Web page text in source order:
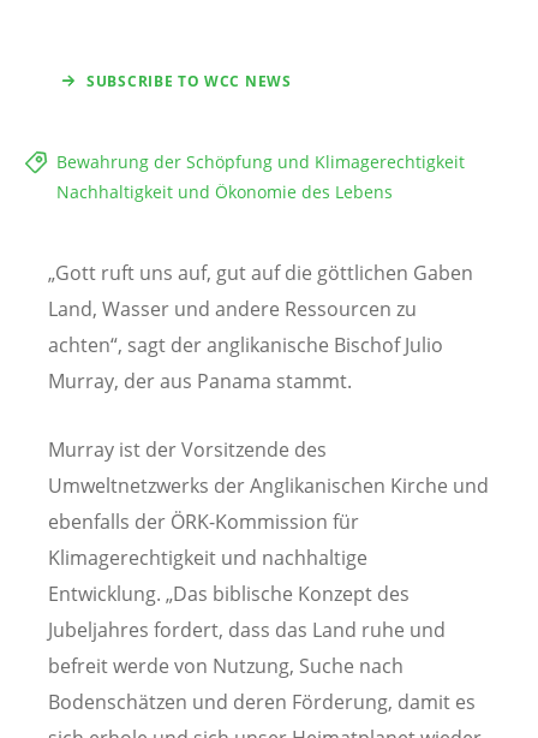
SUBSCRIBE TO WCC NEWS
Bewahrung der Schöpfung und Klimagerechtigkeit
Nachhaltigkeit und Ökonomie des Lebens
„Gott ruft uns auf, gut auf die göttlichen Gaben
Land, Wasser und andere Ressourcen zu
achten“, sagt der anglikanische Bischof Julio
Murray, der aus Panama stammt.
Murray ist der Vorsitzende des
Umweltnetzwerks der Anglikanischen Kirche und
ebenfalls der ÖRK-Kommission für
Klimagerechtigkeit und nachhaltige
Entwicklung. „Das biblische Konzept des
Jubeljahres fordert, dass das Land ruhe und
befreit werde von Nutzung, Suche nach
Bodenschätzen und deren Förderung, damit es